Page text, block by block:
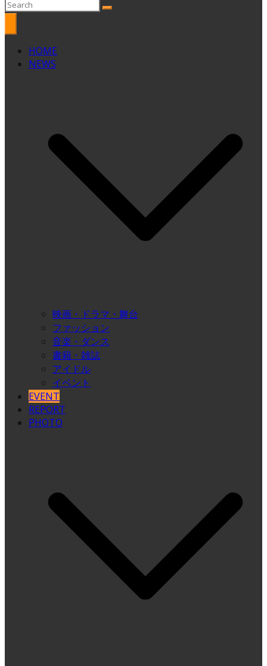
HOME
NEWS
映画・ドラマ・舞台
ファッション
音楽・ダンス
書籍・雑誌
アイドル
イベント
EVENT
REPORT
PHOTO